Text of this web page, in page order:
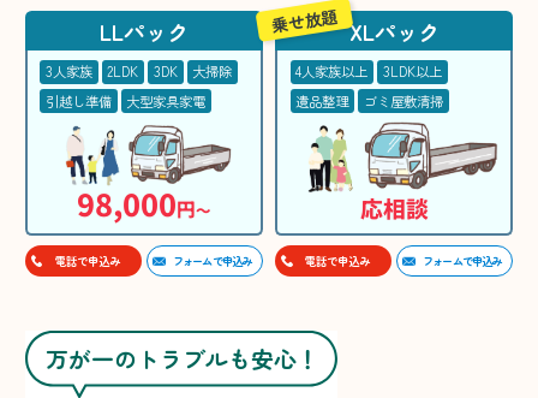
LLパック
3人家族 2LDK 3DK
大掃除
引越し準備
大型家具家電
98,000円〜
電話で申込み フォームで申込み
XLパック
4人家族以上
3LDK以上
遺品整理
ゴミ屋敷清掃
応相談
乗せ放題
電話で申込み フォームで申込み
万が一のトラブルも安心！